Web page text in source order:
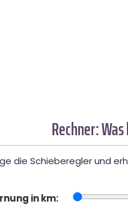
Rechner:
die Schieberegler und
in km: